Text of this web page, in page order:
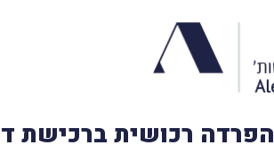
הפרדה רכושית ברכישת